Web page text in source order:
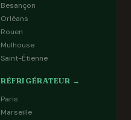
Besançon
Orléans
Rouen
Mulhouse
Saint-Étienne
RÉFRIGÉRATEUR →
Paris
Marseille